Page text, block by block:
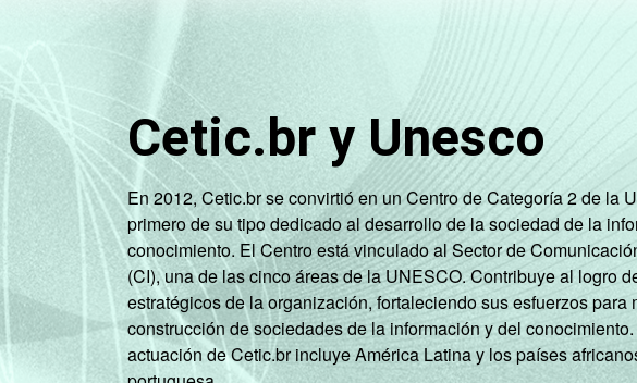
Cetic.br y Unesco
En 2012, Cetic.br se convirtió en un Centro de Categoría 2 de la
primero de su tipo dedicado al desarrollo de la sociedad de la
conocimiento. El Centro está vinculado al Sector de
(CI), una de las cinco áreas de la UNESCO. Contribuye al logro
estratégicos de la organización, fortaleciendo sus esfuerzos para
construcción de sociedades de la información y del
actuación de Cetic.br incluye América Latina y los países